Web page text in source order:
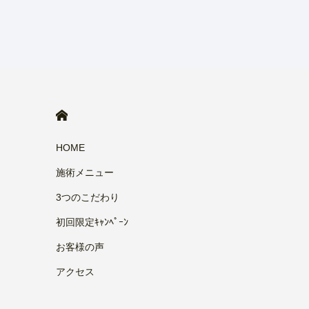
HOME
施術メニュー
3つのこだわり
初回限定ｷｬﾝﾍﾟｰﾝ
お客様の声
アクセス